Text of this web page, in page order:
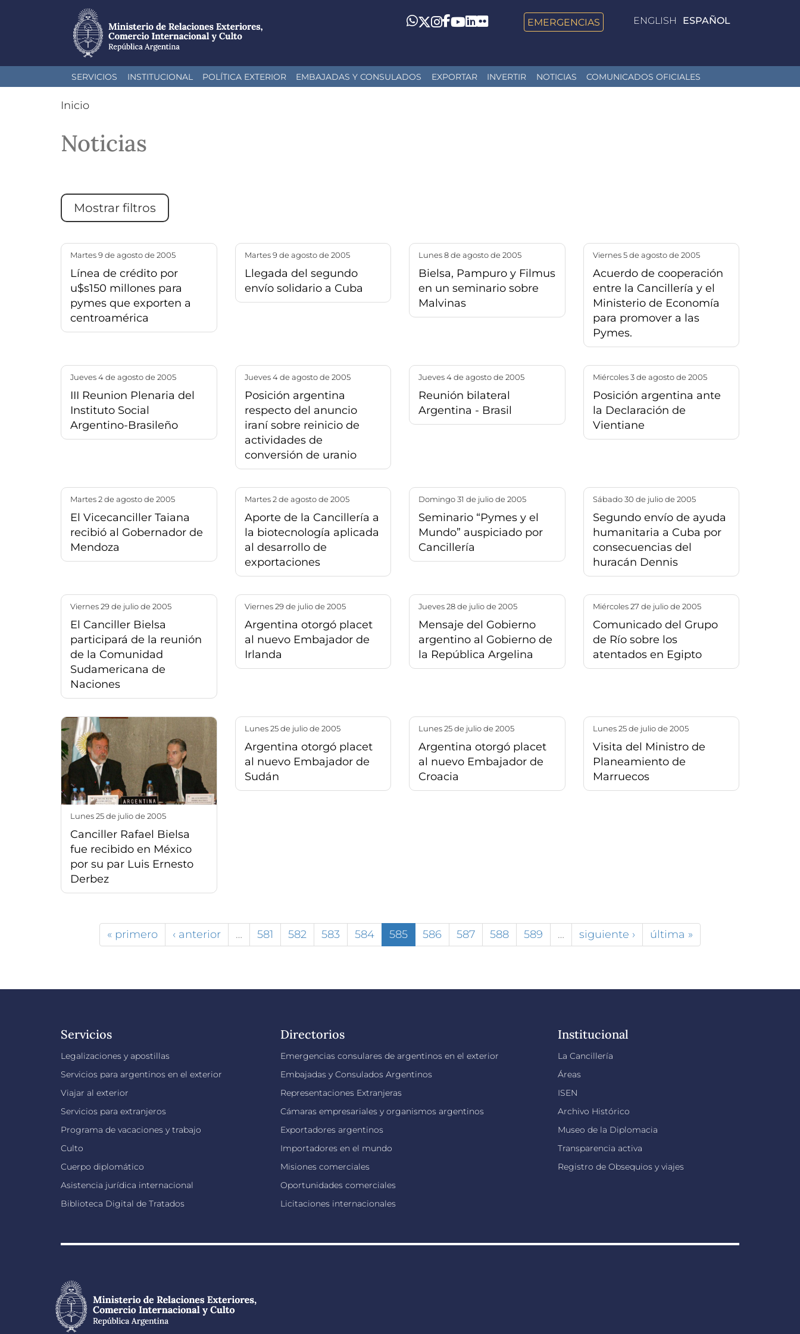
al
ENGLISH ESPAÑOL
Whatsapp
Twitter
Instagram
Facebook
YouTube
LinkedIn
Flickr EMERGENCIAS
SERVICIOS INSTITUCIONAL POLÍTICA EXTERIOR EMBAJADAS Y CONSULADOS EXPORTAR INVERTIR NOTICIAS COMUNICADOS OFICIALES
Inicio
Noticias
Mostrar filtros
martes 9 de agosto de 2005
Línea de crédito por
u$s150 millones para
pymes que exporten a
centroamérica
martes 9 de agosto de 2005
Llegada del segundo
envío solidario a Cuba
lunes 8 de agosto de 2005
Bielsa, Pampuro y Filmus
en un seminario sobre
Malvinas
viernes 5 de agosto de 2005
Acuerdo de cooperación
entre la Cancillería y el
Ministerio de Economía
para promover a las
Pymes.
jueves 4 de agosto de 2005
III Reunion Plenaria del
Instituto Social
Argentino-Brasileño
jueves 4 de agosto de 2005
Posición argentina
respecto del anuncio
iraní sobre reinicio de
actividades de
conversión de uranio
jueves 4 de agosto de 2005
Reunión bilateral
Argentina - Brasil
miércoles 3 de agosto de 2005
Posición argentina ante
la Declaración de
Vientiane
martes 2 de agosto de 2005
El Vicecanciller Taiana
recibió al Gobernador de
Mendoza
martes 2 de agosto de 2005
Aporte de la Cancillería a
la biotecnología aplicada
al desarrollo de
exportaciones
domingo 31 de julio de 2005
Seminario “Pymes y el
Mundo” auspiciado por
Cancillería
sábado 30 de julio de 2005
Segundo envío de ayuda
humanitaria a Cuba por
consecuencias del
huracán Dennis
viernes 29 de julio de 2005
El Canciller Bielsa
participará de la reunión
de la Comunidad
Sudamericana de
Naciones
viernes 29 de julio de 2005
Argentina otorgó placet
al nuevo Embajador de
Irlanda
jueves 28 de julio de 2005
Mensaje del Gobierno
argentino al Gobierno de
la República Argelina
miércoles 27 de julio de 2005
Comunicado del Grupo
de Río sobre los
atentados en Egipto
lunes 25 de julio de 2005
Canciller Rafael Bielsa
fue recibido en México
por su par Luis Ernesto
Derbez
lunes 25 de julio de 2005
Argentina otorgó placet
al nuevo Embajador de
Sudán
lunes 25 de julio de 2005
Argentina otorgó placet
al nuevo Embajador de
Croacia
lunes 25 de julio de 2005
Visita del Ministro de
Planeamiento de
Marruecos
« primero ‹ anterior … 581 582 583 584 585 586 587 588 589 … siguiente › última »
Servicios
Legalizaciones y apostillas
Servicios para argentinos en el exterior
Viajar al exterior
Servicios para extranjeros
Programa de vacaciones y trabajo
Culto
Cuerpo diplomático
Asistencia jurídica internacional
Biblioteca Digital de Tratados
Directorios
Emergencias consulares de argentinos en el exterior
Embajadas y Consulados Argentinos
Representaciones Extranjeras
Cámaras empresariales y organismos argentinos
Exportadores argentinos
Importadores en el mundo
Misiones comerciales
Oportunidades comerciales
Licitaciones internacionales
Institucional
La Cancillería
Áreas
ISEN
Archivo Histórico
Museo de la Diplomacia
Transparencia activa
Registro de Obsequios y viajes